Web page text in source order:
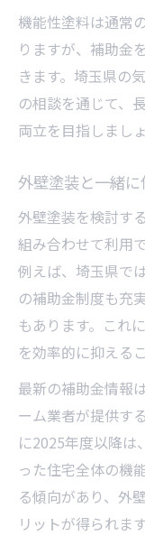
機能性塗料は通常
りますが、補助金
きます。埼玉県の
の相談を通じて、
両立を目指しましょ
外壁塗装と一緒
外壁塗装を検討す
組み合わせて利用
例えば、埼玉県で
の補助金制度も充
もあります。これ
を効率的に抑える
最新の補助金情報
ーム業者が提供す
に2025年度以降は
った住宅全体の機
る傾向があり、外
リットが得られます